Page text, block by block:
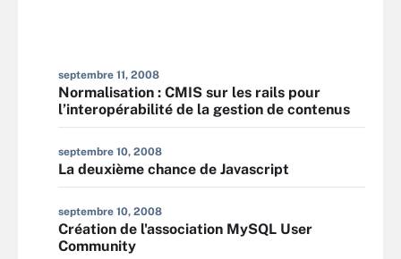
septembre 11, 2008
Normalisation : CMIS sur les rails pour
l’interopérabilité de la gestion de contenus
septembre 10, 2008
La deuxième chance de Javascript
septembre 10, 2008
Création de l'association MySQL User
Community